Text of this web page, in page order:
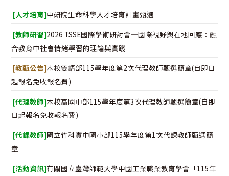
[人才培育]中研院生命科學人才培育計畫甄選
[教師研習]2026 TSSE國際學術研討會─國際視野與在地回應：融
合教育中社會情緒學習的理論與實踐
[教甄公告]本校雙語部115學年度第2次代理教師甄選簡章(自即日
起報名免收報名費)
[代理教師]本校高國中部115學年度第3次代理教師甄選簡章(自即
日起報名免收報名費)
[代課教師]國立竹科實中國小部115學年度第1次代課教師甄選簡
章
[活動資訊]有關國立臺灣師範大學中國工業職業教育學會「115年